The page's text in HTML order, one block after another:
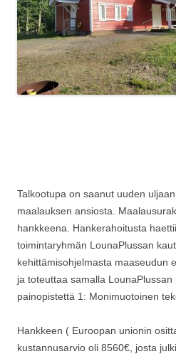
Talkootupa on saanut uuden
maalauksen ansiosta.
hankkeena. Hankerahoitusta
toimintaryhmän LounaPlussan
kehittämisohjelmasta maaseudun
ja toteuttaa samalla
painopistettä 1: Monimuotoinen
Hankkeen ( Euroopan unionin
kustannusarvio oli 8560€, josta